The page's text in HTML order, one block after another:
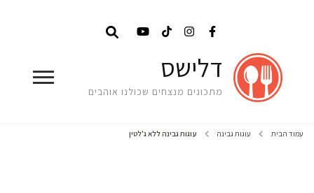
דלישס
מתכונים מנצחים שכולנו אוהבים
עמוד הבית עוגות גבינה עוגות גבינה ללא ג'לטין